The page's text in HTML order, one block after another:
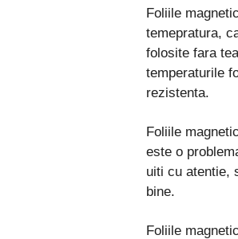
Foliile
temepratura,
folosite fara
temperaturile
rezistenta.
Foliile
este o
uiti cu atentie,
bine.
Foliile